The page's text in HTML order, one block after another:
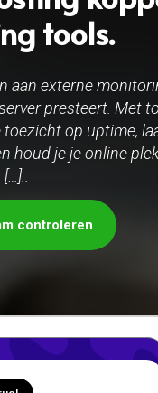
tools.​
aan externe
presteert. Met
op uptime,
houd je je online
controleren